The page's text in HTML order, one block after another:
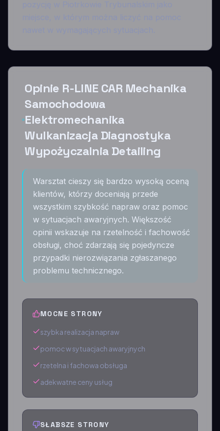
Opinie R-LINE CAR Mechanika
Samochodowa
Elektromechanika
Wulkanizacja Diagnostyka
Wypożyczalnia Detailing
Warsztat cieszy się bardzo wysoką oceną
klientów, którzy doceniają przede
wszystkim szybkość napraw oraz pomoc
w sytuacjach awaryjnych. Większość
opinii wskazuje na rzetelność i fachowość
obsługi, choć zdarzają się pojedyncze
przypadki nierozwiązania zgłaszanego
problemu technicznego.
MOCNE STRONY
szybka realizacja napraw
pomoc w sytuacjach awaryjnych
rzetelna i fachowa obsługa
adekwatne ceny usług
SŁABSZE STRONY